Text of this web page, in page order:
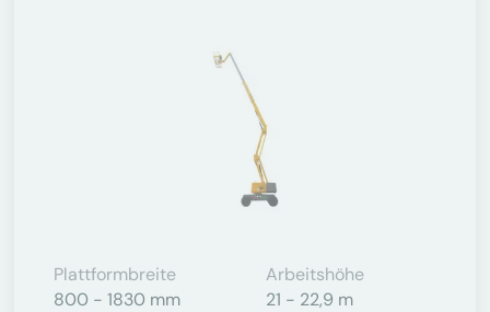
Plattformbreite
800 - 1830 mm
Arbeitshöhe
21 - 22,9 m